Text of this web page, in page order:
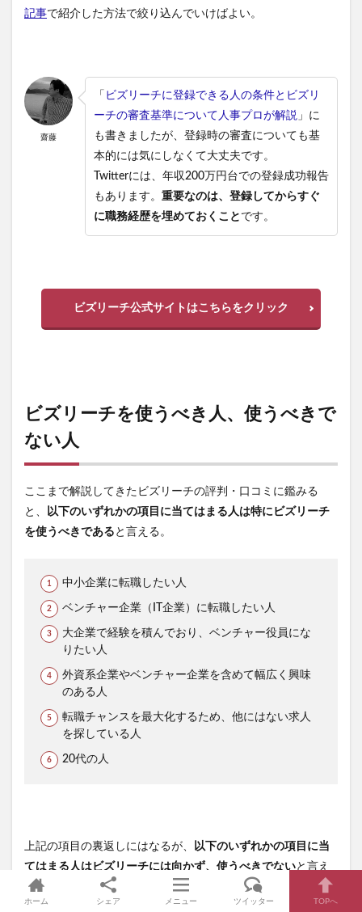
記事で紹介した方法で絞り込んでいけばよい。
齋藤
「 ビズリーチに登録できる人の条件とビズリ
ーチの審査基準について人事プロが解説 」に
も書きましたが、登録時の審査についても基
本的には気にしなくて大丈夫です。
Twitterには、年収200万円台での登録成功報告
もあります。 重要なのは、登録してからすぐ
に職務経歴を埋めておくこと です。
ビズリーチ公式サイトはこちらをクリック
ビズリーチを使うべき人、使うべきで
ない人
ここまで解説してきたビズリーチの評判・口コミに鑑みる
と、 以下のいずれかの項目に当てはまる人は特にビズリーチ
を使うべきである と言える。
中小企業に転職したい人
ベンチャー企業（IT企業）に転職したい人
大企業で経験を積んでおり、ベンチャー役員にな
りたい人
外資系企業やベンチャー企業を含めて幅広く興味
のある人
転職チャンスを最大化するため、他にはない求人
を探している人
20代の人
上記の項目の裏返しにはなるが、 以下のいずれかの項目に当
てはまる人はビズリーチには向かず、使うべきでないと言え
る。
ホーム シェア メニュー ツイッター TOPへ